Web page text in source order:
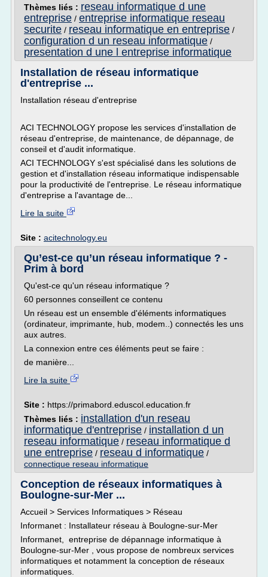
Thèmes liés : reseau informatique d une
entreprise / entreprise informatique reseau
securite / reseau informatique en entreprise /
configuration d un reseau informatique /
presentation d une l entreprise informatique
Installation de réseau informatique
d'entreprise ...
Installation réseau d'entreprise
ACI TECHNOLOGY propose les services d'installation de
réseau d'entreprise, de maintenance, de dépannage, de
conseil et d'audit informatique.
ACI TECHNOLOGY s'est spécialisé dans les solutions de
gestion et d'installation réseau informatique indispensable
pour la productivité de l'entreprise. Le réseau informatique
d'entreprise a l'avantage de...
Lire la suite
Site : acitechnology.eu
Qu’est-ce qu’un réseau informatique ? -
Prim à bord
Qu'est-ce qu'un réseau informatique ?
60 personnes conseillent ce contenu
Un réseau est un ensemble d'éléments informatiques
(ordinateur, imprimante, hub, modem..) connectés les uns
aux autres.
La connexion entre ces éléments peut se faire :
de manière...
Lire la suite
Site : https://primabord.eduscol.education.fr
Thèmes liés : installation d'un reseau
informatique d'entreprise / installation d un
reseau informatique / reseau informatique d
une entreprise / reseau d informatique /
connectique reseau informatique
Conception de réseaux informatiques à
Boulogne-sur-Mer ...
Accueil > Services Informatiques > Réseau
Informanet : Installateur réseau à Boulogne-sur-Mer
Informanet, entreprise de dépannage informatique à
Boulogne-sur-Mer , vous propose de nombreux services
informatiques et notamment la conception de réseaux
informatiques.